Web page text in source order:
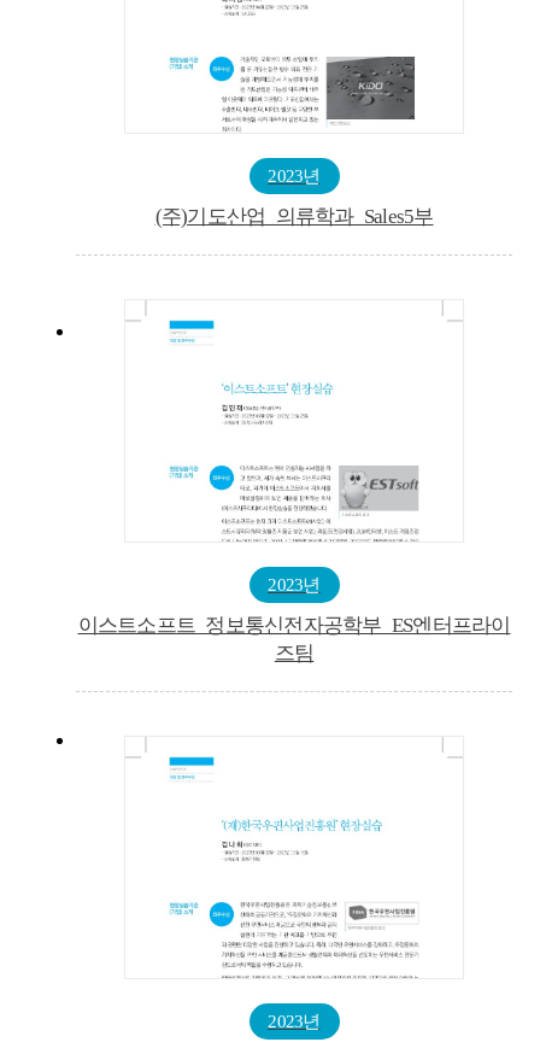
2023년
(주)기도산업_의류학과_Sales5부
2023년
이스트소프트_정보통신전자공학부_ES엔터프라이
즈팀
2023년